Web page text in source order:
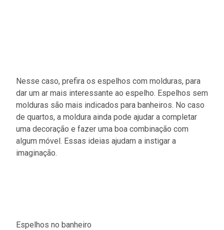
Nesse caso, prefira os espelhos com molduras, para
dar um ar mais interessante ao espelho. Espelhos sem
molduras são mais indicados para banheiros. No caso
de quartos, a moldura ainda pode ajudar a completar
uma decoração e fazer uma boa combinação com
algum móvel. Essas ideias ajudam a instigar a
imaginação.
Espelhos no banheiro